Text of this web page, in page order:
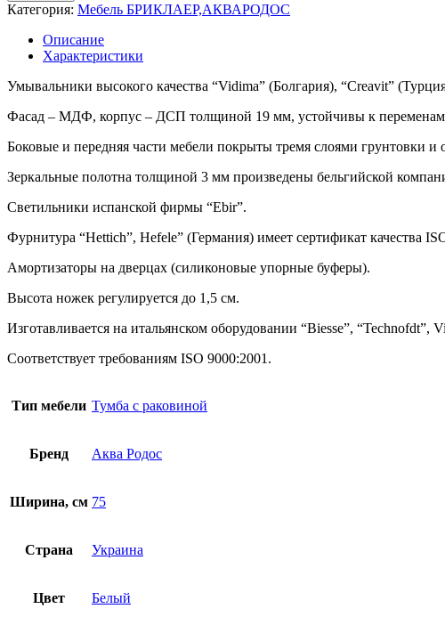
Категория: Мебель БРИКЛАЕР,АКВАРОДОС
Описание
Характеристики
Умывальники высокого качества “Vidima” (Болгария), “Creavit”
Фасад – МДФ, корпус – ДСП толщиной 19 мм, устойчивы к
Боковые и передняя части мебели покрыты тремя слоями грунтовки и
Зеркальные полотна толщиной 3 мм произведены бельгийской
Светильники испанской фирмы “Ebir”.
Фурнитура “Hettich”, Hefele” (Германия) имеет сертификат качества
Амортизаторы на дверцах (силиконовые упорные буферы).
Высота ножек регулируется до 1,5 см.
Изготавливается на итальянском оборудовании “Biesse”, “Technofdt”,
Соответствует требованиям ISO 9000:2001.
Тип мебели Тумба с раковиной
Бренд Аква Родос
Ширина, см 75
Страна Украина
Цвет Белый